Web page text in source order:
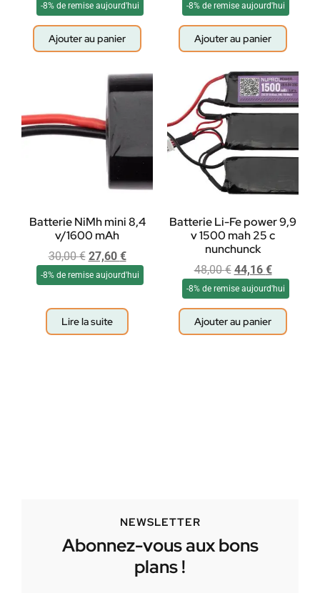
-8% de remise aujourd'hui
Ajouter au panier
-8% de remise aujourd'hui
Ajouter au panier
Batterie NiMh mini 8,4
v/1600 mAh
30,00€ 27,60 €
-8% de remise aujourd'hui
Lire la suite
Batterie Li-Fe power 9,9
v 1500 mah 25 c
nunchunck
48,00€ 44,16 €
-8% de remise aujourd'hui
Ajouter au panier
NEWSLETTER
Abonnez-vous aux bons
plans !